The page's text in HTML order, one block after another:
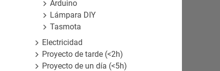
Arduino
Lámpara DIY
Tasmota
Electricidad
Proyecto de tarde (<2h)
Proyecto de un día (<5h)